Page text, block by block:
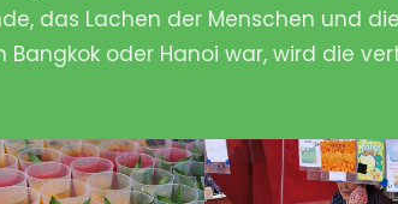
das Lachen der Menschen und
Bangkok oder Hanoi war, wird die